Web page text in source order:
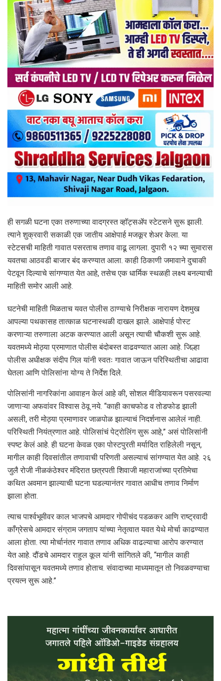
ही सगळी घटना एका तरुणाच्या वादग्रस्त व्हॉट्सॲप स्टेटसने सुरू झाली.
त्याने शुक्रवारी सकाळी एक जातीय आक्षेपार्ह मजकूर शेअर केला. या
स्टेटसची माहिती गावात पसरताच तणाव वाढू लागला. दुपारी १२ च्या सुमारास
यवतचा आठवडी बाजार बंद करण्यात आला. काही ठिकाणी जमावाने दुचाकी
पेटवून दिल्याचे सांगण्यात येत आहे, तसेच एक धार्मिक स्थळही लक्ष्य बनल्याची
माहिती समोर आली आहे.
घटनेची माहिती मिळताच यवत पोलीस ठाण्याचे निरीक्षक नारायण देशमुख
आपल्या पथकासह तात्काळ घटनास्थळी दाखल झाले. आक्षेपार्ह पोस्ट
करणाऱ्या तरुणाला अटक करण्यात आली असून त्याची चौकशी सुरू आहे.
यवतमध्ये मोठ्या प्रमाणात पोलीस बंदोबस्त वाढवण्यात आला आहे. जिल्हा
पोलीस अधीक्षक संदीप गिल यांनी स्वतः गावात जाऊन परिस्थितीचा आढावा
घेतला आणि पोलिसांना योग्य ते निर्देश दिले.
पोलिसांनी नागरिकांना आवाहन केलं आहे की, सोशल मीडियावरून पसरवल्या
जाणाऱ्या अफवांवर विश्वास ठेवू नये. “काही काचफोड व तोडफोड झाली
असली, तरी मोठ्या प्रमाणावर जाळपोळ झाल्याचं निदर्शनास आलेलं नाही.
परिस्थिती नियंत्रणात आहे. पोलिसांचं पेट्रोलिंग सुरू आहे,” असं पोलिसांनी
स्पष्ट केलं आहे. ही घटना केवळ एका पोस्टपुरती मर्यादित राहिलेली नसून,
मागील काही दिवसांतील तणावाची परिणती असल्याचं सांगण्यात येत आहे. २६
जुलै रोजी नीळकंठेश्वर मंदिरात छत्रपती शिवाजी महाराजांच्या प्रतिमेचा
कथित अवमान झाल्याची घटना घडल्यानंतर गावात आधीच तणाव निर्माण
झाला होता.
त्याच पार्श्वभूमीवर काल भाजपचे आमदार गोपीचंद पडळकर आणि राष्ट्रवादी
काँग्रेसचे आमदार संग्राम जगताप यांच्या नेतृत्वात यवत येथे मोर्चा काढण्यात
आला होता. त्या मोर्चानंतर गावात तणाव अधिक वाढल्याचा आरोप करण्यात
येत आहे. दौंडचे आमदार राहुल कूल यांनी सांगितले की, “मागील काही
दिवसांपासून यवतमध्ये तणाव होताच. संवादाच्या माध्यमातून तो निवळवण्याचा
प्रयत्न सुरू आहे.”